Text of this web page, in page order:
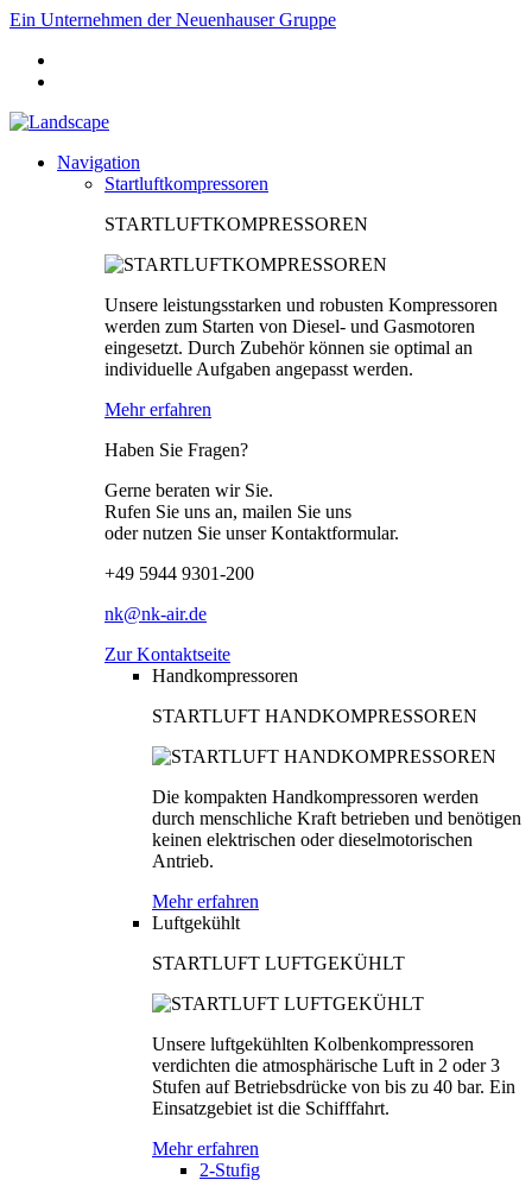
Ein Unternehmen der Neuenhauser Gruppe
Navigation
Startluftkompressoren
STARTLUFTKOMPRESSOREN
Unsere leistungsstarken und robusten Kompressoren
werden zum Starten von Diesel- und Gasmotoren
eingesetzt. Durch Zubehör können sie optimal an
individuelle Aufgaben angepasst werden.
Mehr erfahren
Haben Sie Fragen?
Gerne beraten wir Sie.
Rufen Sie uns an, mailen Sie uns
oder nutzen Sie unser Kontaktformular.
+49 5944 9301-200
nk@nk-air.de
Zur Kontaktseite
Handkompressoren
STARTLUFT HANDKOMPRESSOREN
Die kompakten Handkompressoren werden
durch menschliche Kraft betrieben und benötigen
keinen elektrischen oder dieselmotorischen
Antrieb.
Mehr erfahren
Luftgekühlt
STARTLUFT LUFTGEKÜHLT
Unsere luftgekühlten Kolbenkompressoren
verdichten die atmosphärische Luft in 2 oder 3
Stufen auf Betriebsdrücke von bis zu 40 bar. Ein
Einsatzgebiet ist die Schifffahrt.
Mehr erfahren
2-Stufig